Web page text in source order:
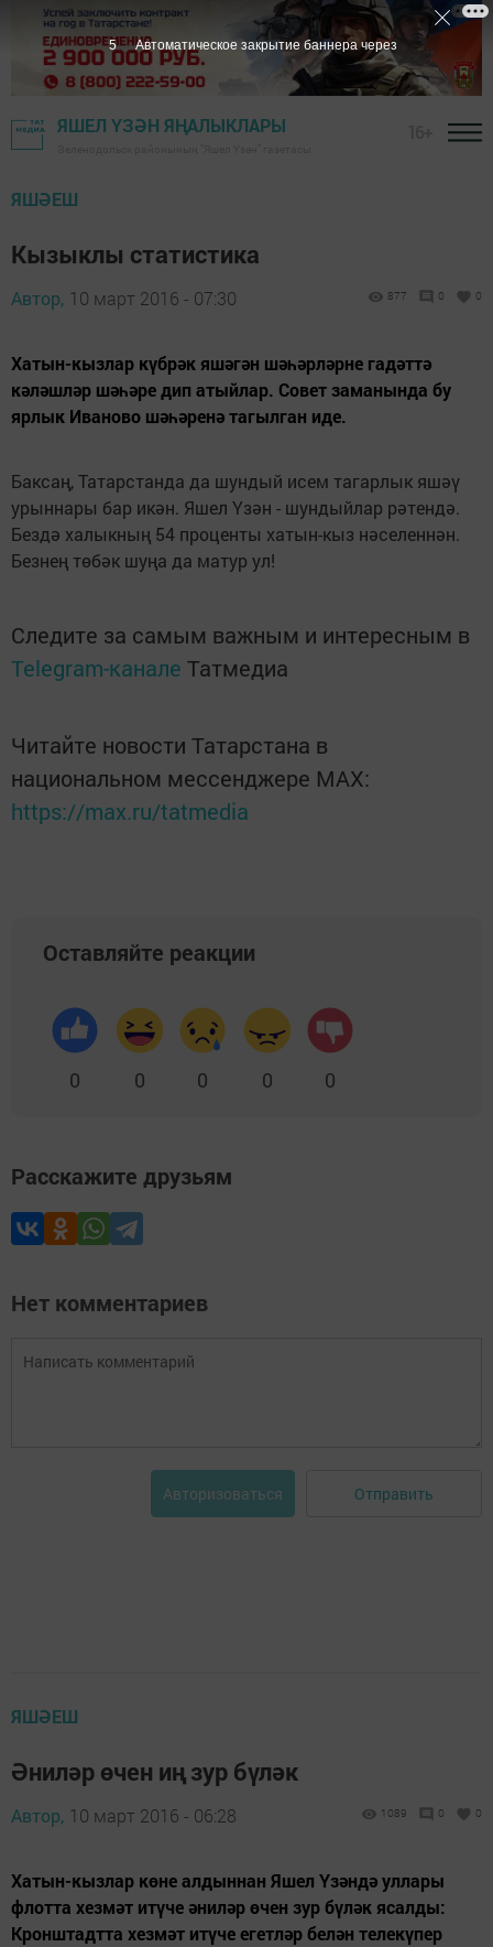
ЯШЕЛ ҮЗӘН ЯҢАЛЫКЛАРЫ
ЯШӘЕШ
Кызыклы статистика
Автор, 10 март 2016 - 07:30 877 0 0
Хатын-кызлар күбрәк яшәгән шәһәрләрне гадәттә
кәләшләр шәһәре дип атыйлар. Совет заманында бу
ярлык Иваново шәһәренә тагылган иде.
Баксаң, Татарстанда да шундый исем тагарлык яшәү
урыннары бар икән. Яшел Үзән - шундыйлар рәтендә.
Бездә халыкның 54 проценты хатын-кыз нәселеннән.
Безнең төбәк шуңа да матур ул!
Следите за самым важным и интересным в
Telegram-канале Татмедиа
Читайте новости Татарстана в
национальном мессенджере MАХ:
https://max.ru/tatmedia
Оставляйте реакции
0 0 0 0 0
Расскажите друзьям
Нет комментариев
Авторизоваться Отправить
ЯШӘЕШ
Әниләр өчен иң зур бүләк
Автор, 10 март 2016 - 06:28 1089 0 0
Хатын-кызлар көне алдыннан Яшел Үзәндә уллары
флотта хезмәт итүче әниләр өчен зур бүләк ясалды:
Кронштадтта хезмәт итүче егетләр белән телекүпер
5 Автоматическое закрытие баннера через